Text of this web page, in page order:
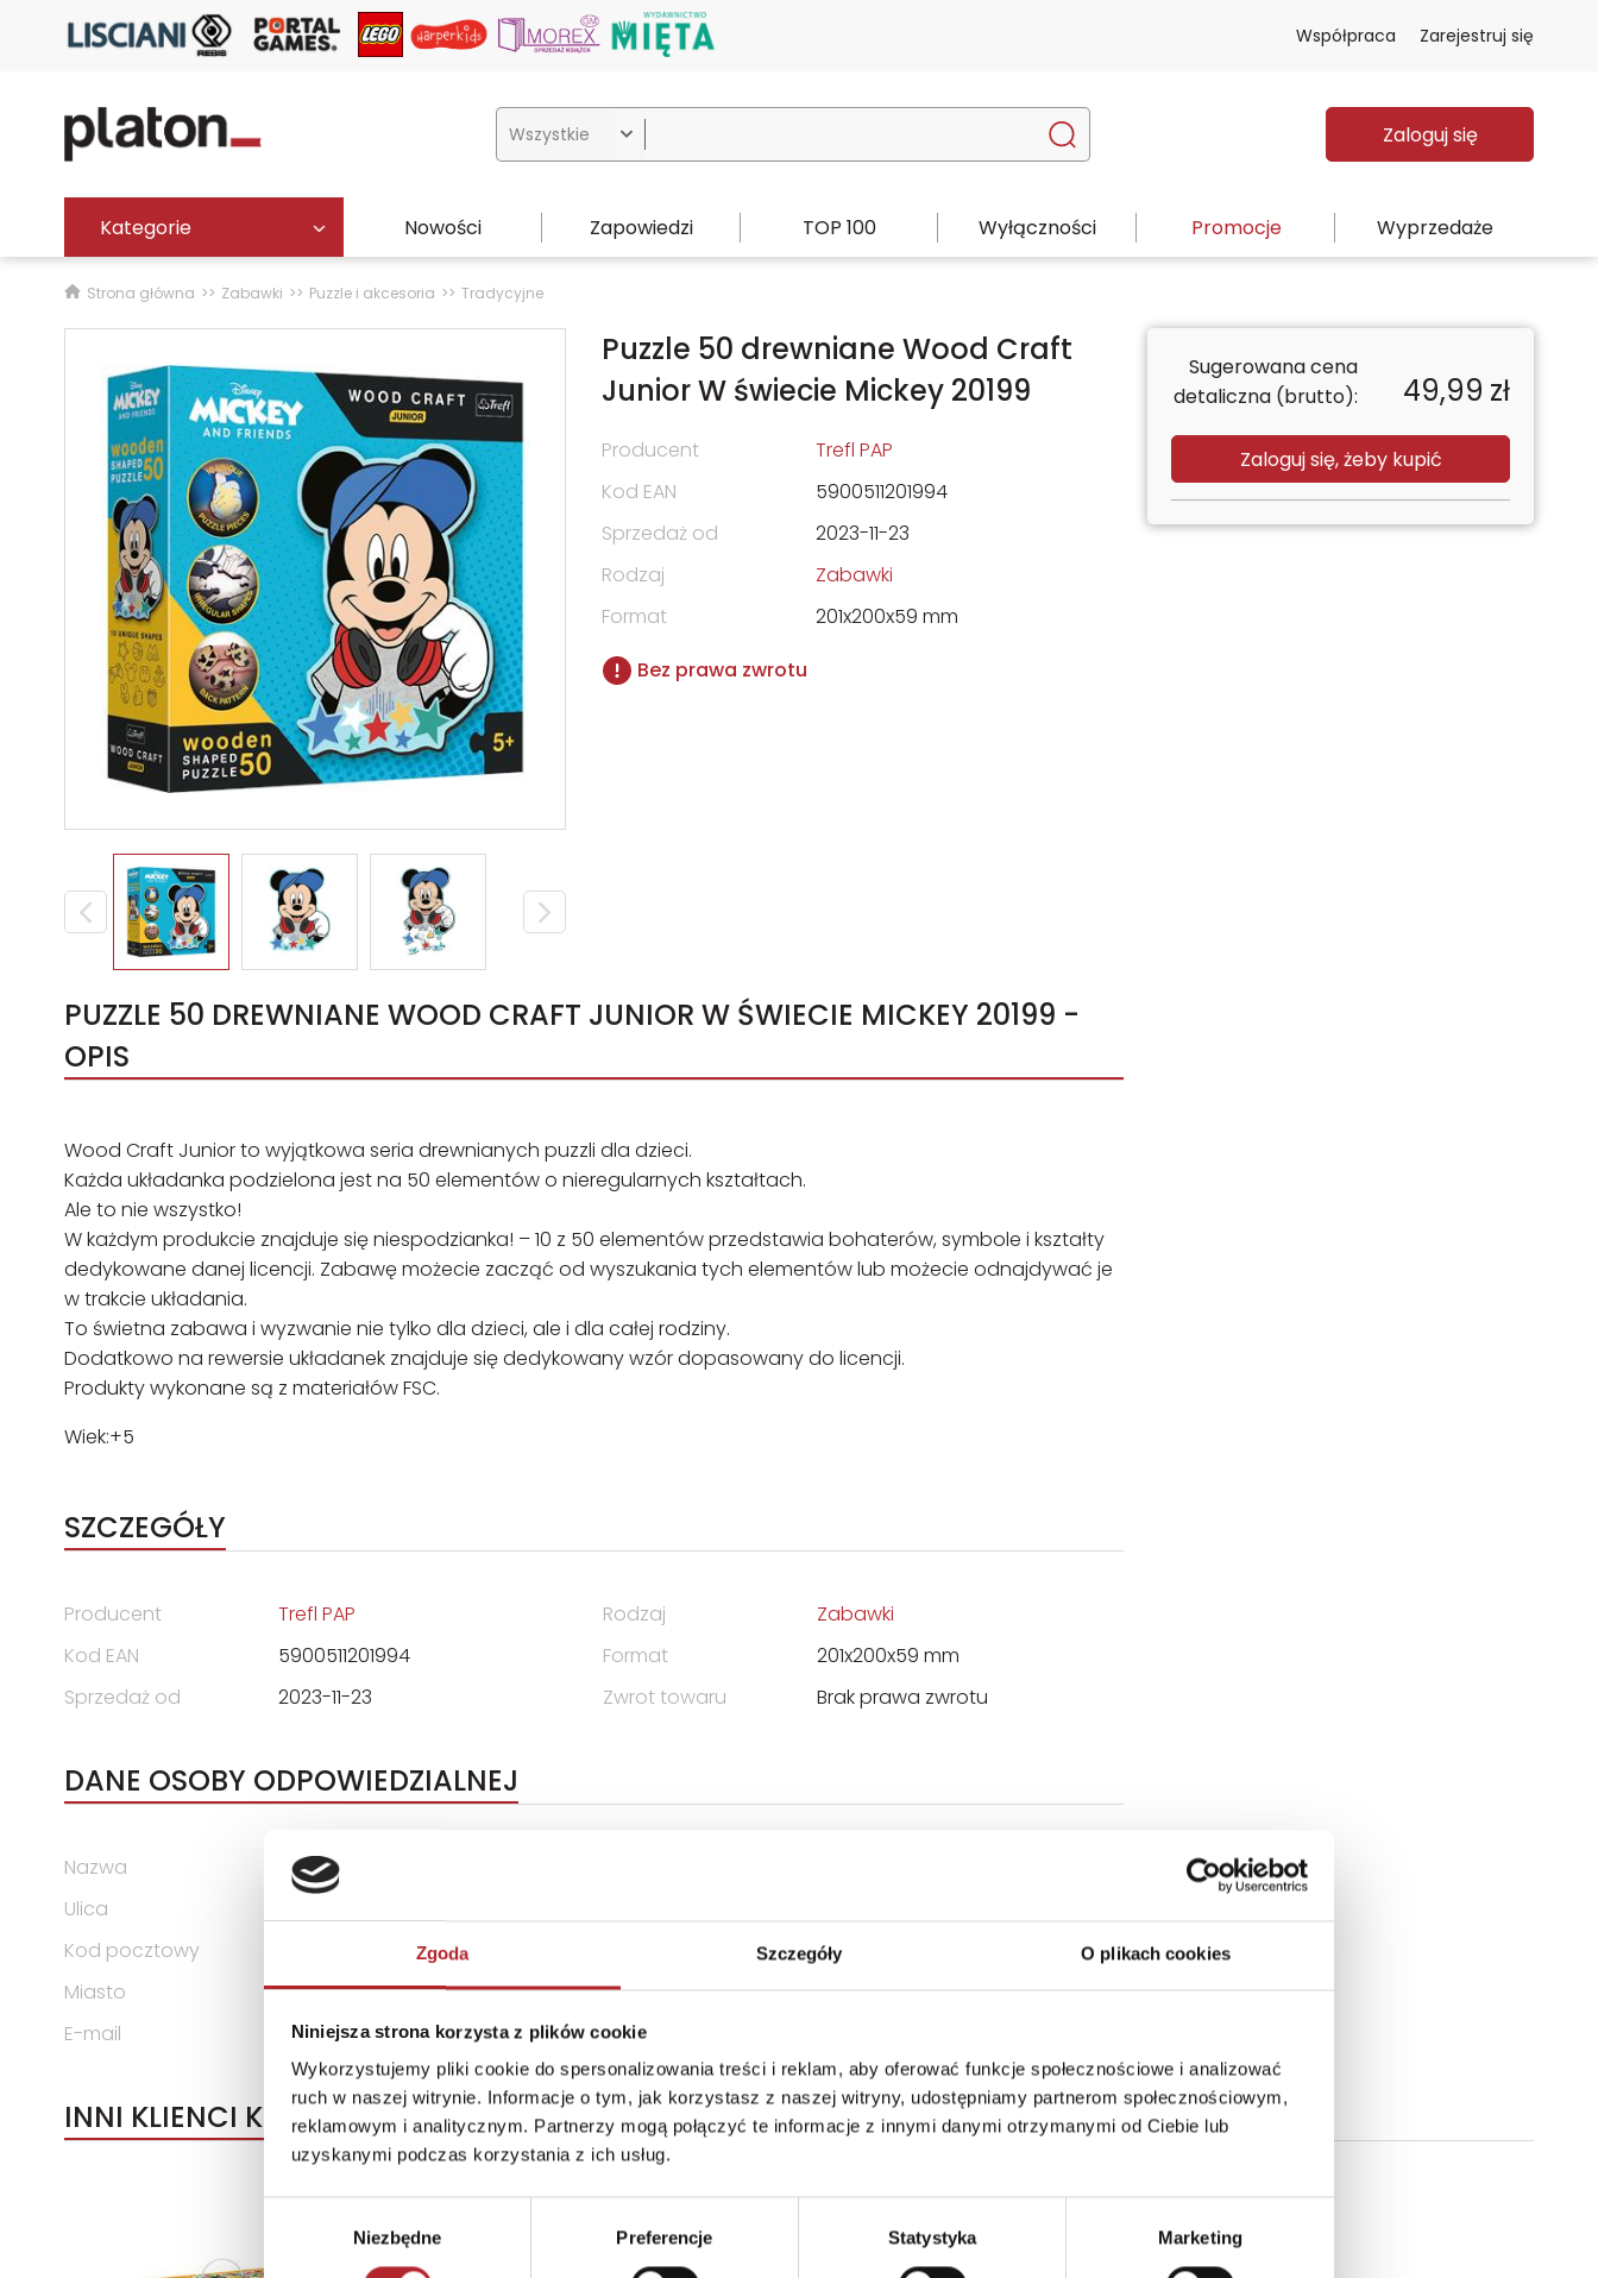
Zgoda Szczegóły O plikach cookies
Niniejsza strona korzysta z plików cookie
Wykorzystujemy pliki cookie do spersonalizowania treści i reklam, aby oferować funkcje społecznościowe i analizować
ruch w naszej witrynie. Informacje o tym, jak korzystasz z naszej witryny, udostępniamy partnerom społecznościowym,
reklamowym i analitycznym. Partnerzy mogą połączyć te informacje z innymi danymi otrzymanymi od Ciebie lub
uzyskanymi podczas korzystania z ich usług.
Niezbędne Preferencje Statystyka Marketing
Współpraca Zarejestruj się
 Zaloguj się
Kategorie Nowości Zapowiedzi TOP 100 Wyłączności Promocje Wyprzedaże
Strona główna Zabawki Puzzle i akcesoria Tradycyjne
Puzzle 50 drewniane Wood Craft
Junior W świecie Mickey 20199
Producent
Trefl PAP
Kod EAN
5900511201994
Sprzedaż od
2023-11-23
Rodzaj
Zabawki
Format
201x200x59 mm
Bez prawa zwrotu
PUZZLE 50 DREWNIANE WOOD CRAFT JUNIOR W ŚWIECIE MICKEY 20199 -
OPIS
Wood Craft Junior to wyjątkowa seria drewnianych puzzli dla dzieci.
Każda układanka podzielona jest na 50 elementów o nieregularnych kształtach.
Ale to nie wszystko!
W każdym produkcie znajduje się niespodzianka! – 10 z 50 elementów przedstawia bohaterów, symbole i kształty
dedykowane danej licencji. Zabawę możecie zacząć od wyszukania tych elementów lub możecie odnajdywać je
w trakcie układania.
To świetna zabawa i wyzwanie nie tylko dla dzieci, ale i dla całej rodziny.
Dodatkowo na rewersie układanek znajduje się dedykowany wzór dopasowany do licencji.
Produkty wykonane są z materiałów FSC.
Wiek:+5
SZCZEGÓŁY
Producent
Trefl PAP
Kod EAN
5900511201994
Sprzedaż od
2023-11-23
Rodzaj
Zabawki
Format
201x200x59 mm
Zwrot towaru
Brak prawa zwrotu
DANE OSOBY ODPOWIEDZIALNEJ
Nazwa
TREFL S.A.
Ulica
Kod pocztowy
Miasto
Gdynia
E-mail
trefl@trefl.com
Sugerowana cena
detaliczna (brutto):
49,99 zł
Zaloguj się, żeby kupić
INNI KLIENCI KUPOWALI